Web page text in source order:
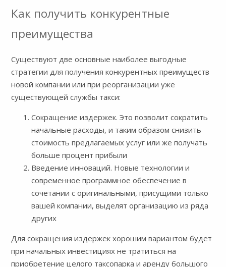
Как получить конкурентные
преимущества
Существуют две основные наиболее выгодные
стратегии для получения конкурентных преимуществ
новой компании или при реорганизации уже
существующей службы такси:
Сокращение издержек. Это позволит сократить
начальные расходы, и таким образом снизить
стоимость предлагаемых услуг или же получать
больше процент прибыли
Введение инноваций. Новые технологии и
современное программное обеспечение в
сочетании с оригинальными, присущими только
вашей компании, выделят организацию из ряда
других
Для сокращения издержек хорошим вариантом будет
при начальных инвестициях не тратиться на
приобретение целого таксопарка и аренду большого